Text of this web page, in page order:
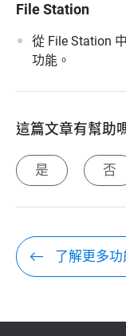
File Station
從 File Station
功能。
這篇文章有幫助
是 否
了解更多功